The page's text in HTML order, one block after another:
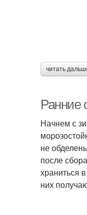
читать
Ранние
Начнем с
не
после
храниться
них